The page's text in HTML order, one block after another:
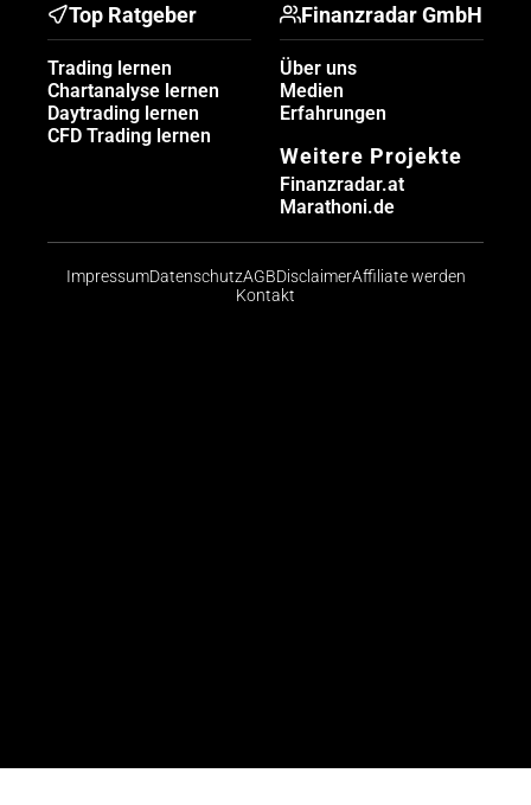
Top Ratgeber
Trading lernen
Chartanalyse lernen
Daytrading lernen
CFD Trading lernen
Finanzradar GmbH
Über uns
Medien
Erfahrungen
Weitere Projekte
Finanzradar.at
Marathoni.de
ImpressumDatenschutzAGBDisclaimerAffiliate werden
Kontakt